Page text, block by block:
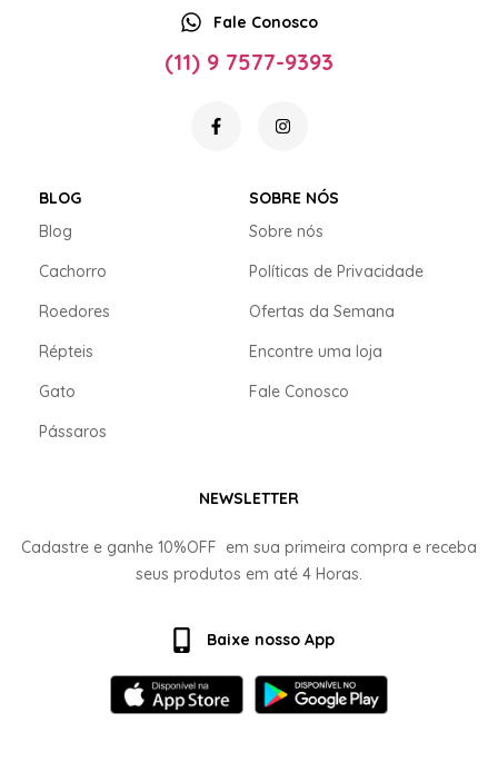
Fale Conosco
(11) 9 7577-9393
BLOG
Blog
Cachorro
Roedores
Répteis
Gato
Pássaros
SOBRE NÓS
Sobre nós
Políticas de Privacidade
Ofertas da Semana
Encontre uma loja
Fale Conosco
NEWSLETTER
Cadastre e ganhe 10%OFF em sua primeira compra e receba
seus produtos em até 4 Horas.
Baixe nosso App